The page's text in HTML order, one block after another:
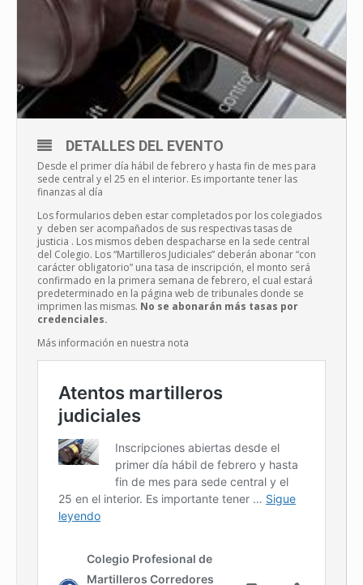
DETALLES DEL EVENTO
Desde el primer día hábil de febrero y hasta fin de mes para
sede central y el 25 en el interior. Es importante tener las
finanzas al día
Los formularios deben estar completados por los colegiados
y deben ser acompañados de sus respectivas tasas de
justicia . Los mismos deben despacharse en la sede central
del Colegio. Los “Martilleros Judiciales” deberán abonar “con
carácter obligatorio” una tasa de inscripción, el monto será
confirmado en la primera semana de febrero, el cual estará
predeterminado en la página web de tribunales donde se
imprimen las mismas. No se abonarán más tasas por
credenciales.
Más información en nuestra nota